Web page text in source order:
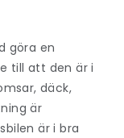
göra en
till att den är i
däck,
är
är i bra